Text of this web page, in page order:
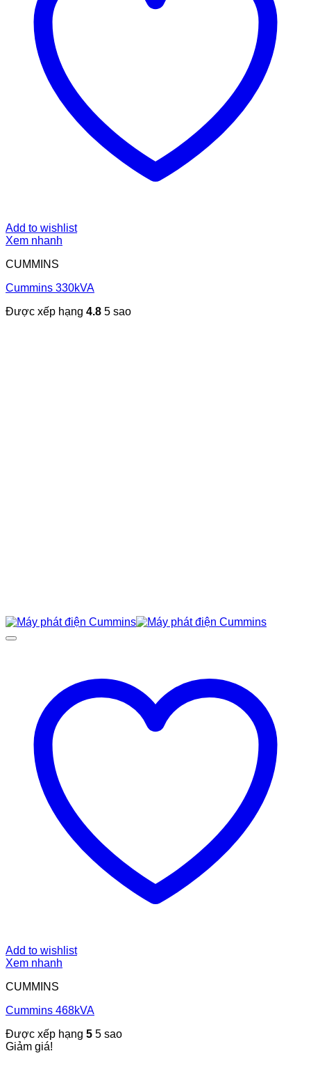
Add to wishlist
Xem nhanh
CUMMINS
Cummins 330kVA
Được xếp hạng 4.8 5 sao
Add to wishlist
Xem nhanh
CUMMINS
Cummins 468kVA
Được xếp hạng 5 5 sao
Giảm giá!